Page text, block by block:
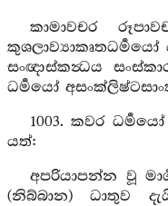
කාමාවචර
සංඥාස්කන්‍ධය
ධර්‍මයෝ
1003. කවර
යත්:
අපරියාපන්න වූ
(නිබ්බාන) ධාතුව